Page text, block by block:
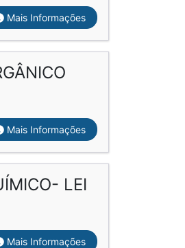
Mais Informações
Mais Informações
LEI
Mais Informações